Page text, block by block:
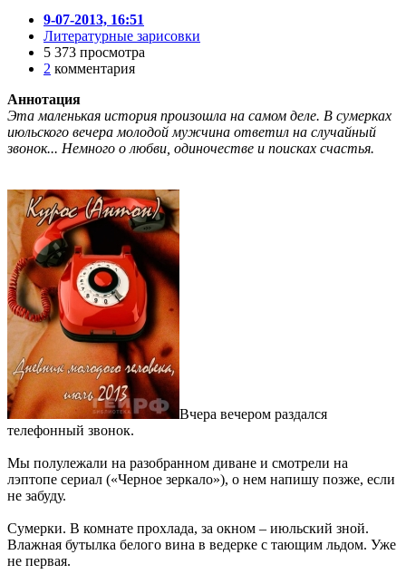
9-07-2013, 16:51
Литературные зарисовки
5 373 просмотра
2 комментария
Аннотация
Эта маленькая история произошла на самом деле. В сумерках
июльского вечера молодой мужчина ответил на случайный
звонок... Немного о любви, одиночестве и поисках счастья.
Вчера вечером раздался
телефонный звонок.
Мы полулежали на разобранном диване и смотрели на
лэптопе сериал («Черное зеркало»), о нем напишу позже, если
не забуду.
Сумерки. В комнате прохлада, за окном – июльский зной.
Влажная бутылка белого вина в ведерке с тающим льдом. Уже
не первая.